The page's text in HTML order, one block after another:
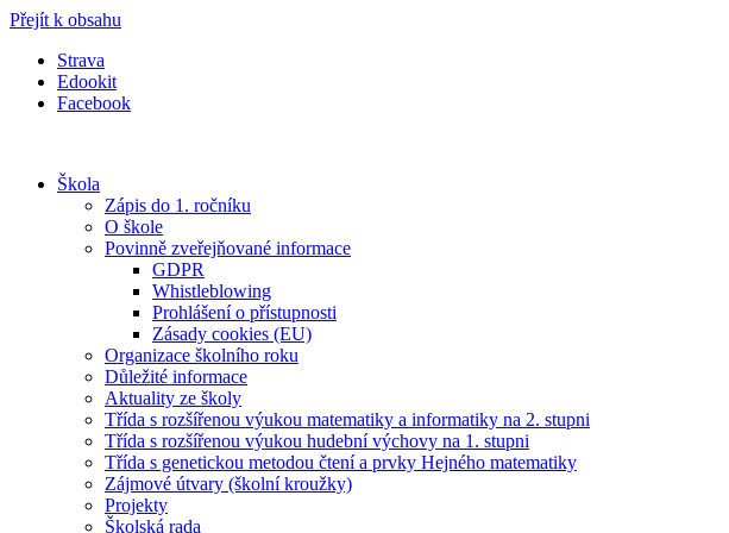
Přejít k obsahu
Strava
Edookit
Facebook
Škola
Zápis do 1. ročníku
O škole
Povinně zveřejňované informace
GDPR
Whistleblowing
Prohlášení o přístupnosti
Zásady cookies (EU)
Organizace školního roku
Důležité informace
Aktuality ze školy
Třída s rozšířenou výukou matematiky a informatiky na 2. stupni
Třída s rozšířenou výukou hudební výchovy na 1. stupni
Třída s genetickou metodou čtení a prvky Hejného matematiky
Zájmové útvary (školní kroužky)
Projekty
Školská rada